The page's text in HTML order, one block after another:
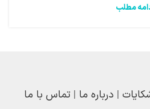
مطلب
| درباره ما |تماس با ما